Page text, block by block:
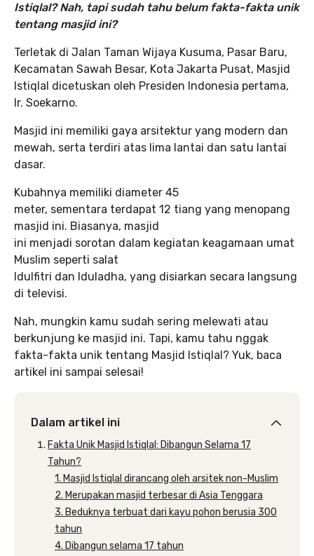
Istiqlal? Nah, tapi sudah tahu belum fakta-fakta unik
tentang masjid ini?
Terletak di Jalan Taman Wijaya Kusuma, Pasar Baru,
Kecamatan Sawah Besar, Kota Jakarta Pusat, Masjid
Istiqlal dicetuskan oleh Presiden Indonesia pertama,
Ir. Soekarno.
Masjid ini memiliki gaya arsitektur yang modern dan
mewah, serta terdiri atas lima lantai dan satu lantai
dasar.
Kubahnya memiliki diameter 45
meter, sementara terdapat 12 tiang yang menopang
masjid ini. Biasanya, masjid
ini menjadi sorotan dalam kegiatan keagamaan umat
Muslim seperti salat
Idulfitri dan Iduladha, yang disiarkan secara langsung
di televisi.
Nah, mungkin kamu sudah sering melewati atau
berkunjung ke masjid ini. Tapi, kamu tahu nggak
fakta-fakta unik tentang Masjid Istiqlal? Yuk, baca
artikel ini sampai selesai!
Dalam artikel ini
Fakta Unik Masjid Istiqlal: Dibangun Selama 17
Tahun?
1. Masjid Istiqlal dirancang oleh arsitek non-Muslim
2. Merupakan masjid terbesar di Asia Tenggara
3. Beduknya terbuat dari kayu pohon berusia 300
tahun
4. Dibangun selama 17 tahun